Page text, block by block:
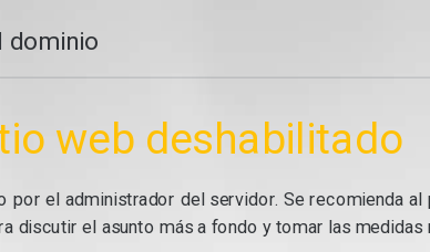
dominio
web deshabilitado
por el administrador del servidor. Se recomienda
discutir el asunto más a fondo y tomar las medidas